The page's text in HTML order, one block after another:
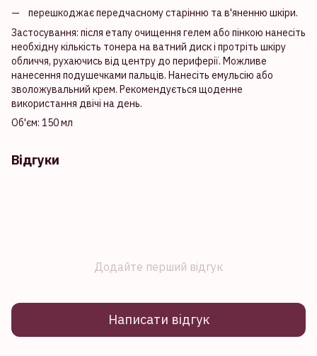
перешкоджає передчасному старінню та в'яненню шкіри.
Застосування: після етапу очищення гелем або пінкою нанесіть
необхідну кількість тонера на ватний диск і протріть шкіру
обличчя, рухаючись від центру до периферії. Можливе
нанесення подушечками пальців. Нанесіть емульсію або
зволожувальний крем. Рекомендується щоденне
використання двічі на день.
Об'єм: 150 мл
Відгуки
Додайте перший відгук
Написати відгук